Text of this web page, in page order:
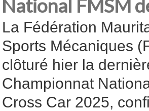
National FMSM
La Fédération
Sports Mécaniques
clôturé hier la
Championnat
Cross Car 2025,